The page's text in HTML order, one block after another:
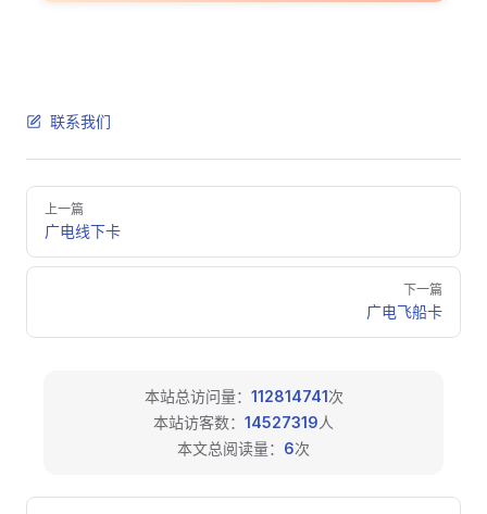
联系我们
Pager
上一篇
广电线下卡
下一篇
广电飞船卡
本站总访问量： 112814741次
本站访客数： 14527319人
本文总阅读量： 6次